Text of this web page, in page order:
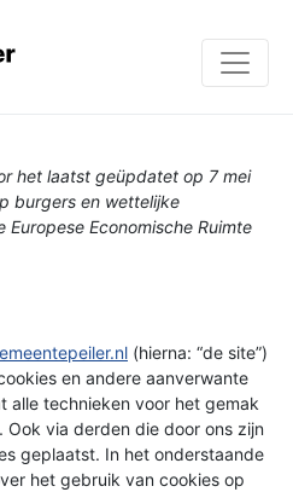
het laatst geüpdatet op 7 mei
burgers en wettelijke
Economische Ruimte
(hierna: “de site”)
en andere aanverwante
alle technieken voor het gemak
Ook via derden die door ons zijn
geplaatst. In het onderstaande
het gebruik van cookies op